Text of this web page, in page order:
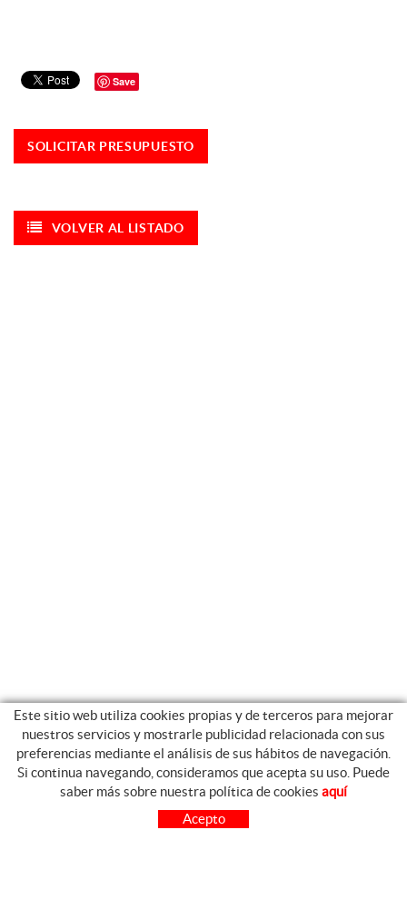
Save
SOLICITAR PRESUPUESTO
VOLVER AL LISTADO
GUIA DE COMPRA
Este sitio web utiliza cookies propias y de terceros para mejorar
nuestros servicios y mostrarle publicidad relacionada con sus
preferencias mediante el análisis de sus hábitos de navegación.
Si continua navegando, consideramos que acepta su uso. Puede
saber más sobre nuestra política de cookies aquí
Acepto